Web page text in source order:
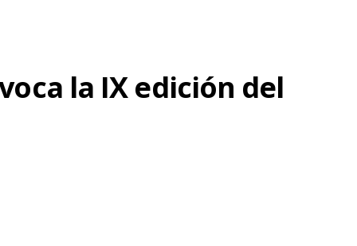
r
la IX edición del